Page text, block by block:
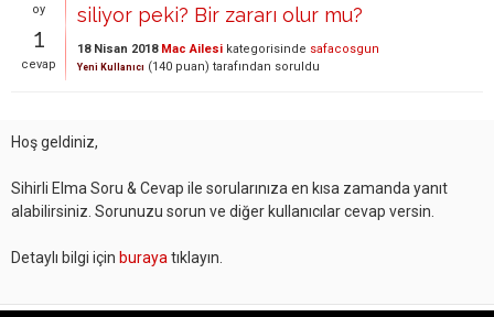
oy
1
cevap
siliyor peki? Bir zararı olur mu?
18 Nisan 2018 Mac Ailesi kategorisinde safacosgun
Yeni Kullanıcı (140 puan) tarafından soruldu
Hoş geldiniz,
Sihirli Elma Soru & Cevap ile sorularınıza en kısa zamanda yanıt
alabilirsiniz. Sorunuzu sorun ve diğer kullanıcılar cevap versin.
Detaylı bilgi için buraya tıklayın.